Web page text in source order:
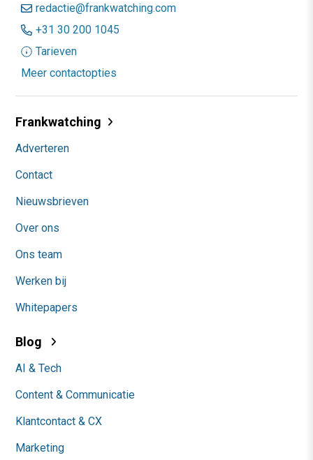
redactie@frankwatching.com
+31 30 200 1045
Tarieven
Meer contactopties
Frankwatching
Adverteren
Contact
Nieuwsbrieven
Over ons
Ons team
Werken bij
Whitepapers
Blog
AI & Tech
Content & Communicatie
Klantcontact & CX
Marketing